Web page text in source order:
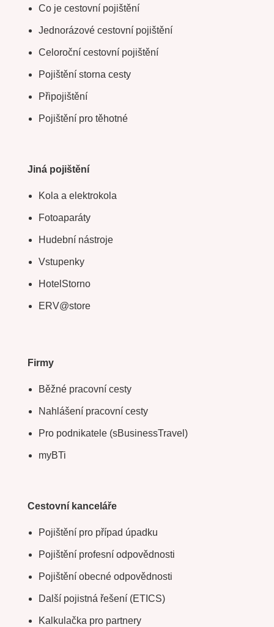
Co je cestovní pojištění
Jednorázové cestovní pojištění
Celoroční cestovní pojištění
Pojištění storna cesty
Připojištění
Pojištění pro těhotné
Jiná pojištění
Kola a elektrokola
Fotoaparáty
Hudební nástroje
Vstupenky
HotelStorno
ERV@store
Firmy
Běžné pracovní cesty
Nahlášení pracovní cesty
Pro podnikatele (sBusinessTravel)
myBTi
Cestovní kanceláře
Pojištění pro případ úpadku
Pojištění profesní odpovědnosti
Pojištění obecné odpovědnosti
Další pojistná řešení (ETICS)
Kalkulačka pro partnery